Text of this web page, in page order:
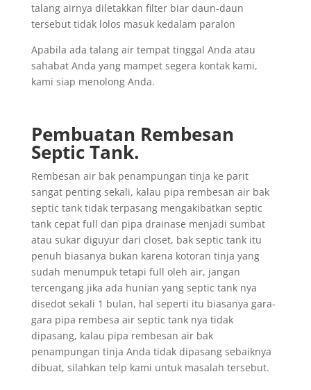
talang airnya diletakkan filter biar daun-daun
tersebut tidak lolos masuk kedalam paralon
Apabila ada talang air tempat tinggal Anda atau
sahabat Anda yang mampet segera kontak kami,
kami siap menolong Anda.
Pembuatan Rembesan
Septic Tank.
Rembesan air bak penampungan tinja ke parit
sangat penting sekali, kalau pipa rembesan air bak
septic tank tidak terpasang mengakibatkan septic
tank cepat full dan pipa drainase menjadi sumbat
atau sukar diguyur dari closet, bak septic tank itu
penuh biasanya bukan karena kotoran tinja yang
sudah menumpuk tetapi full oleh air, jangan
tercengang jika ada hunian yang septic tank nya
disedot sekali 1 bulan, hal seperti itu biasanya gara-
gara pipa rembesa air septic tank nya tidak
dipasang, kalau pipa rembesan air bak
penampungan tinja Anda tidak dipasang sebaiknya
dibuat, silahkan telp kami untuk masalah tersebut.